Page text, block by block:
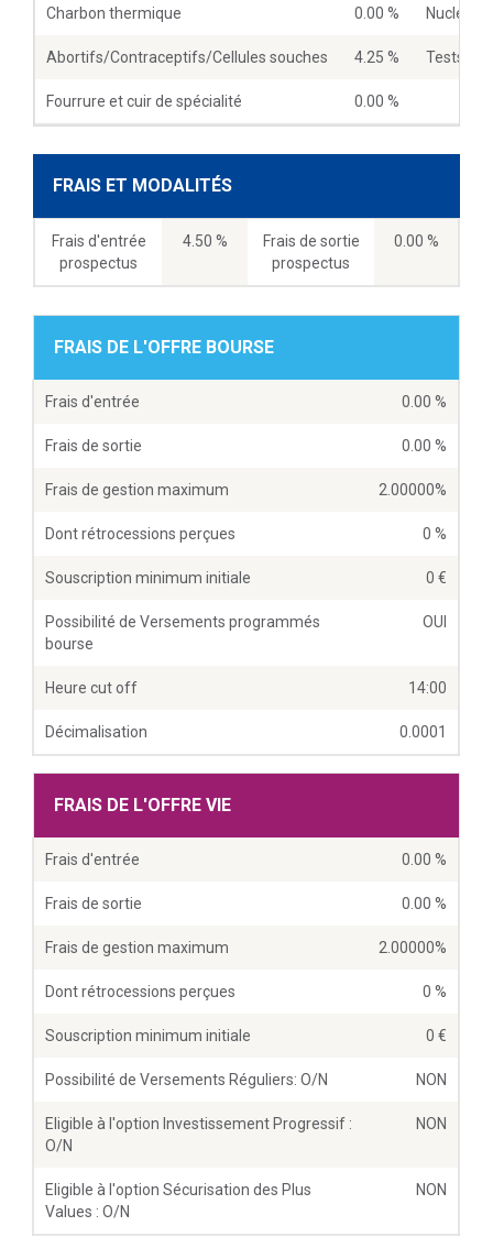
Charbon thermique 0.00 % Nucléaire
Abortifs/Contraceptifs/Cellules souches 4.25 % Tests
Fourrure et cuir de spécialité 0.00 %
FRAIS ET MODALITÉS
Frais d'entrée
prospectus
4.50 %
Frais de sortie
prospectus
0.00 %
FRAIS DE L'OFFRE BOURSE
Frais d'entrée 0.00 %
Frais de sortie 0.00 %
Frais de gestion maximum 2.00000%
Dont rétrocessions perçues 0 %
Souscription minimum initiale 0
Possibilité de Versements programmés
bourse
OUI
Heure cut off 14:00
Décimalisation 0.0001
FRAIS DE L'OFFRE VIE
Frais d'entrée 0.00 %
Frais de sortie 0.00 %
Frais de gestion maximum 2.00000%
Dont rétrocessions perçues 0 %
Souscription minimum initiale 0
Possibilité de Versements Réguliers: O/N NON
Eligible à l'option Investissement Progressif :
O/N
NON
Eligible à l'option Sécurisation des Plus
Values : O/N
NON